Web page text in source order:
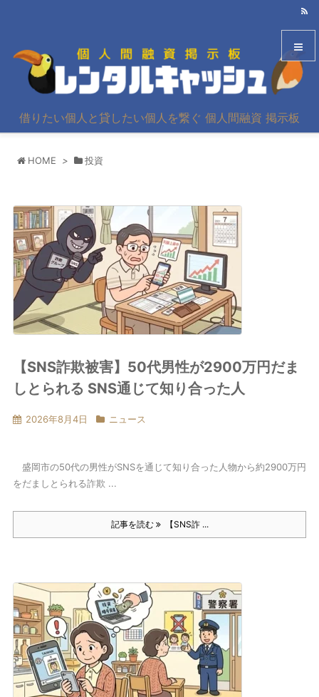
借りたい個人と貸したい個人を繋ぐ 個人間融資 掲示板
HOME > 投資
【SNS詐欺被害】50代男性が2900万円だま
しとられる SNS通じて知り合った人
2026年8月4日 ニュース
盛岡市の50代の男性がSNSを通じて知り合った人物から約2900万円
をだましとられる詐欺 ...
記事を読む 【SNS詐 ...